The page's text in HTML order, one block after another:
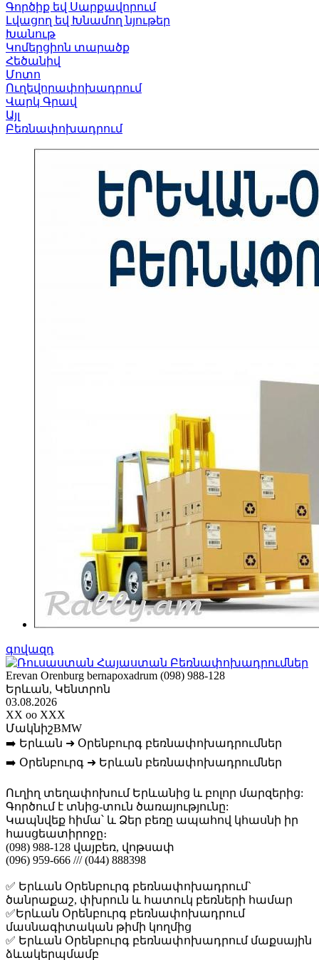
Գործիք եվ Սարքավորում
Լվացող եվ Խնամող նյութեր
Խանութ
Կոմերցիոն տարածք
Հեծանիվ
Մոտո
Ուղեվորափոխադրում
Վարկ Գրավ
Այլ
Բեռնափոխադրում
գովազդ
Erevan Orenburg bernapoxadrum (098) 988-128
Երևան, Կենտրոն
03.08.2026
XX oo XXX
ՄակնիշBMW
➡️ Երևան ➜ Օրենբուրգ բեռնափոխադրումներ
➡️ Օրենբուրգ ➜ Երևան բեռնափոխադրումներ
Ուղիղ տեղափոխում Երևանից և բոլոր մարզերից:
Գործում է տնից-տուն ծառայությունը:
Կապնվեք հիմա՝ և Ձեր բեռը ապահով կհասնի իր
հասցեատիրոջը։
(098) 988-128 վայբեռ, վոթսափ
(096) 959-666 /// (044) 888398
✅ Երևան Օրենբուրգ բեռնափոխադրում`
ծանրաքաշ, փխրուն և հատուկ բեռների համար
✅Երևան Օրենբուրգ բեռնափոխադրում
մասնագիտական թիմի կողմից
✅ Երևան Օրենբուրգ բեռնափոխադրում մաքսային
ձևակերպմամբ